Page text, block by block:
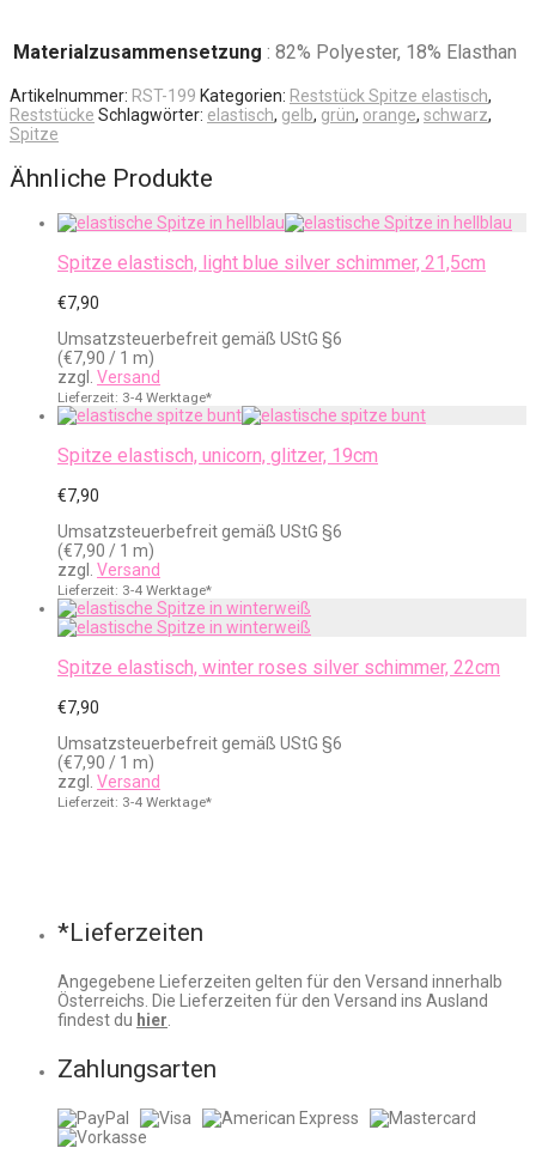
Materialzusammensetzung : 82% Polyester, 18% Elasthan
Artikelnummer: RST-199 Kategorien: Reststück Spitze elastisch,
Reststücke Schlagwörter: elastisch, gelb, grün, orange, schwarz,
Spitze
Ähnliche Produkte
Spitze elastisch, light blue silver schimmer, 21,5cm
€7,90
Umsatzsteuerbefreit gemäß UStG §6
(€7,90 / 1 m)
zzgl. Versand
Lieferzeit: 3-4 Werktage*
Spitze elastisch, unicorn, glitzer, 19cm
€7,90
Umsatzsteuerbefreit gemäß UStG §6
(€7,90 / 1 m)
zzgl. Versand
Lieferzeit: 3-4 Werktage*
Spitze elastisch, winter roses silver schimmer, 22cm
€7,90
Umsatzsteuerbefreit gemäß UStG §6
(€7,90 / 1 m)
zzgl. Versand
Lieferzeit: 3-4 Werktage*
*Lieferzeiten
Angegebene Lieferzeiten gelten für den Versand innerhalb
Österreichs. Die Lieferzeiten für den Versand ins Ausland
findest du hier.
Zahlungsarten